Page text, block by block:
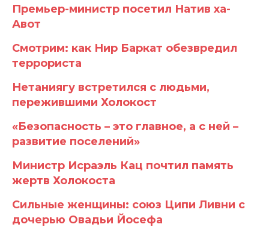
Премьер-министр посетил Натив ха-
Авот
Смотрим: как Нир Баркат обезвредил
террориста
Нетаниягу встретился с людьми,
пережившими Холокост
«Безопасность – это главное, а с ней –
развитие поселений»
Министр Исраэль Кац почтил память
жертв Холокоста
Сильные женщины: союз Ципи Ливни с
дочерью Овадьи Йосефа